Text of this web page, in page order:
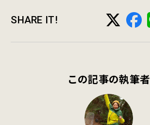
SHARE IT!
この記事の執筆者